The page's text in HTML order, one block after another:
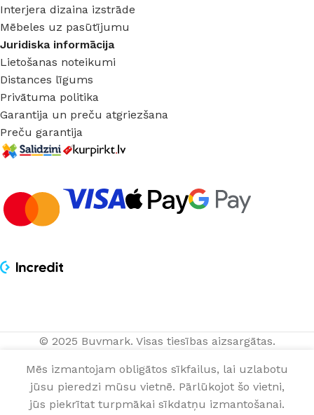
Interjera dizaina izstrāde
Mēbeles uz pasūtījumu
Juridiska informācija
Lietošanas noteikumi
Distances līgums
Privātuma politika
Garantija un preču atgriezšana
Preču garantija
© 2025 Buvmark. Visas tiesības aizsargātas.
Mēs izmantojam obligātos sīkfailus, lai uzlabotu
jūsu pieredzi mūsu vietnē. Pārlūkojot šo vietni,
jūs piekrītat turpmākai sīkdatņu izmantošanai.
ПВХ
заглушка
Lars
Winterwood
Ash 2
2,10€
prece/-es